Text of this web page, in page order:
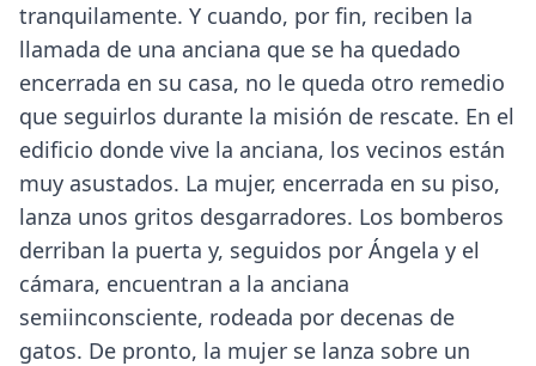
tranquilamente. Y cuando, por fin, reciben la
llamada de una anciana que se ha quedado
encerrada en su casa, no le queda otro remedio
que seguirlos durante la misión de rescate. En el
edificio donde vive la anciana, los vecinos están
muy asustados. La mujer, encerrada en su piso,
lanza unos gritos desgarradores. Los bomberos
derriban la puerta y, seguidos por Ángela y el
cámara, encuentran a la anciana
semiinconsciente, rodeada por decenas de
gatos. De pronto, la mujer se lanza sobre un